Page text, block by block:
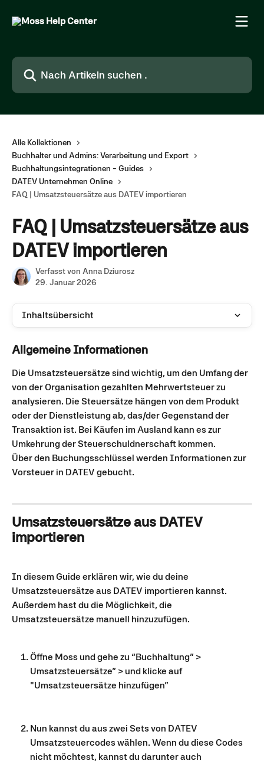
Nach Artikeln suchen …
Alle Kollektionen
Buchhalter und Admins: Verarbeitung und Export
Buchhaltungsintegrationen - Guides
DATEV Unternehmen Online
FAQ | Umsatzsteuersätze aus DATEV importieren
FAQ | Umsatzsteuersätze aus
DATEV importieren
Verfasst von Anna Dziurosz
29. Januar 2026
Inhaltsübersicht
Allgemeine Informationen
Die Umsatzsteuersätze sind wichtig, um den Umfang der
von der Organisation gezahlten Mehrwertsteuer zu
analysieren. Die Steuersätze hängen von dem Produkt
oder der Dienstleistung ab, das/der Gegenstand der
Transaktion ist. Bei Käufen im Ausland kann es zur
Umkehrung der Steuerschuldnerschaft kommen.
Über den Buchungsschlüssel werden Informationen zur
Vorsteuer in DATEV gebucht.
Umsatzsteuersätze aus DATEV
importieren
In diesem Guide erklären wir, wie du deine
Umsatzsteuersätze aus DATEV importieren kannst.
Außerdem hast du die Möglichkeit, die
Umsatzsteuersätze manuell hinzuzufügen.
Öffne Moss und gehe zu “Buchhaltung” >
Umsatzsteuersätze” > und klicke auf
"Umsatzsteuersätze hinzufügen”
Nun kannst du aus zwei Sets von DATEV
Umsatzsteuercodes wählen. Wenn du diese Codes
nicht möchtest, kannst du darunter auch